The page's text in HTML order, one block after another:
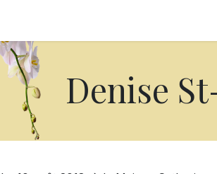
Denise